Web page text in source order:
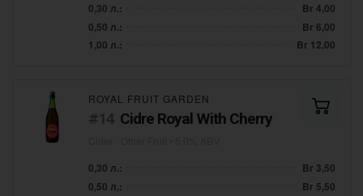
0,30 л.:
Br 4,00
0,50 л.:
Br 6,00
1,00 л.:
Br 12,00
ROYAL FRUIT GARDEN
Cidre Royal With Cherry
0,30 л.:
Br 3,50
0,50 л.:
Br 5,50